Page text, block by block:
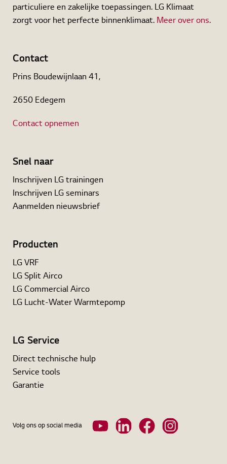
particuliere en zakelijke toepassingen. LG Klimaat
zorgt voor het perfecte binnenklimaat. Meer over ons.
Contact
Prins Boudewijnlaan 41,
2650 Edegem
Contact opnemen
Snel naar
Inschrijven LG trainingen
Inschrijven LG seminars
Aanmelden nieuwsbrief
Producten
LG VRF
LG Split Airco
LG Commercial Airco
LG Lucht-Water Warmtepomp
LG Service
Direct technische hulp
Service tools
Garantie
Volg ons op social media